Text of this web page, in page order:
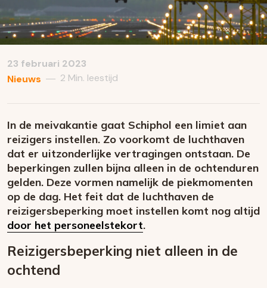
23 februari 2023
Nieuws — 2 Min. leestijd
In de meivakantie gaat Schiphol een limiet aan
reizigers instellen. Zo voorkomt de luchthaven
dat er uitzonderlijke vertragingen ontstaan. De
beperkingen zullen bijna alleen in de ochtenduren
gelden. Deze vormen namelijk de piekmomenten
op de dag. Het feit dat de luchthaven de
reizigersbeperking moet instellen komt nog altijd
door het personeelstekort.
Reizigersbeperking niet alleen in de
ochtend